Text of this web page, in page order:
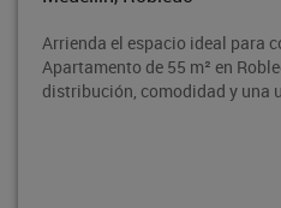
para comenzar una nueva etapa.
en Robledo Pajarito, con excelente
y una ubicaci